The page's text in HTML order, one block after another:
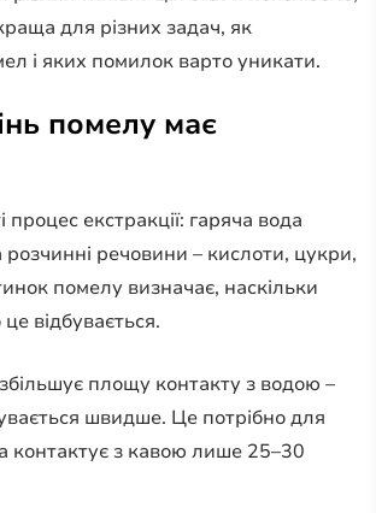
для різних задач, як
і яких помилок варто уникати.
помелу має
процес екстракції: гаряча вода
розчинні речовини – кислоти, цукри,
помелу визначає, наскільки
відбувається.
площу контакту з водою –
швидше. Це потрібно для
контактує з кавою лише 25–30